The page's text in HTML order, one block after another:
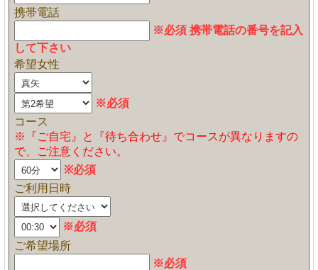
携帯電話
※必須 携帯電話の番号を記入
して下さい
希望女性
※必須
コース
※『ご自宅』と『待ち合わせ』でコースが異なりますの
で、ご注意ください。
※必須
ご利用日時
※必須
ご希望場所
※必須